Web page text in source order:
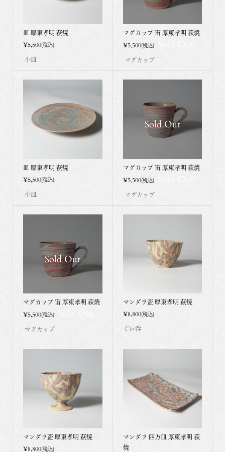
皿 厚東孝明 萩焼
¥5,500(税込)
小皿
マグカップ 宙 厚東孝明 萩焼
¥5,500(税込)
マグカップ
皿 厚東孝明 萩焼
¥5,500(税込)
小皿
Sold Out
マグカップ 宙 厚東孝明 萩焼
¥5,500(税込)
マグカップ
Sold Out
マグカップ 宙 厚東孝明 萩焼
¥5,500(税込)
マグカップ
マンダラ盃 厚東孝明 萩焼
¥8,800(税込)
ぐい呑
マンダラ盃 厚東孝明 萩焼
¥8,800(税込)
マンダラ 四方皿 厚東孝明 萩
焼